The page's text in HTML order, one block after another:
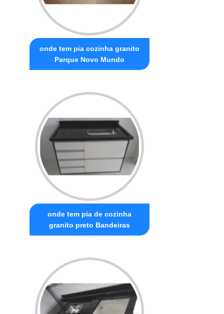
onde tem pia cozinha granito
Parque Novo Mundo
onde tem pia de cozinha
granito preto Bandeiras